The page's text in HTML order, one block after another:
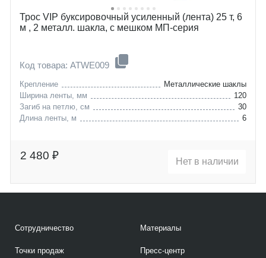
Трос VIP буксировочный усиленный (лента) 25 т, 6
м , 2 металл. шакла, с мешком МП-серия
Код товара: ATWE009
Крепление
Металлические шаклы
Ширина ленты, мм
120
Загиб на петлю, см
30
Длина ленты, м
6
2 480 ₽ Нет в наличии
Сотрудничество
Точки продаж
Материалы
Пресс-центр